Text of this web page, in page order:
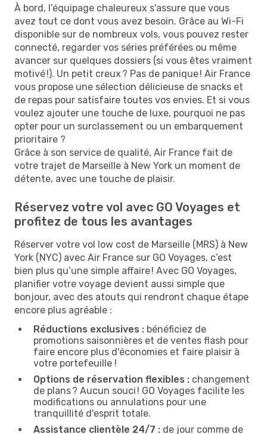
À bord, l’équipage chaleureux s'assure que vous
avez tout ce dont vous avez besoin. Grâce au Wi-Fi
disponible sur de nombreux vols, vous pouvez rester
connecté, regarder vos séries préférées ou même
avancer sur quelques dossiers (si vous êtes vraiment
motivé !). Un petit creux ? Pas de panique ! Air France
vous propose une sélection délicieuse de snacks et
de repas pour satisfaire toutes vos envies. Et si vous
voulez ajouter une touche de luxe, pourquoi ne pas
opter pour un surclassement ou un embarquement
prioritaire ?
Grâce à son service de qualité, Air France fait de
votre trajet de Marseille à New York un moment de
détente, avec une touche de plaisir.
Réservez votre vol avec GO Voyages et
profitez de tous les avantages
Réserver votre vol low cost de Marseille (MRS) à New
York (NYC) avec Air France sur GO Voyages, c’est
bien plus qu’une simple affaire ! Avec GO Voyages,
planifier votre voyage devient aussi simple que
bonjour, avec des atouts qui rendront chaque étape
encore plus agréable :
Réductions exclusives : bénéficiez de
promotions saisonnières et de ventes flash pour
faire encore plus d'économies et faire plaisir à
votre portefeuille !
Options de réservation flexibles : changement
de plans ? Aucun souci ! GO Voyages facilite les
modifications ou annulations pour une
tranquillité d'esprit totale.
Assistance clientèle 24/7 : de jour comme de